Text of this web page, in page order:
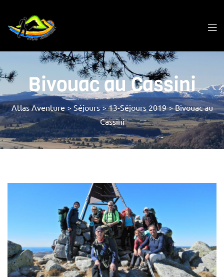
Bivouac au Cassini
Atlas Aventure > Séjours>13-Séjours 2019>Bivouac au
Cassini